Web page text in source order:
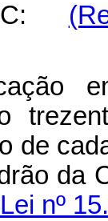
C:
de
nº